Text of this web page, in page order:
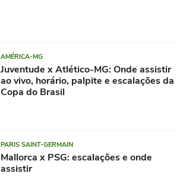
AMÉRICA-MG
Juventude x Atlético-MG: Onde assistir
ao vivo, horário, palpite e escalações da
Copa do Brasil
PARIS SAINT-GERMAIN
Mallorca x PSG: escalações e onde
assistir